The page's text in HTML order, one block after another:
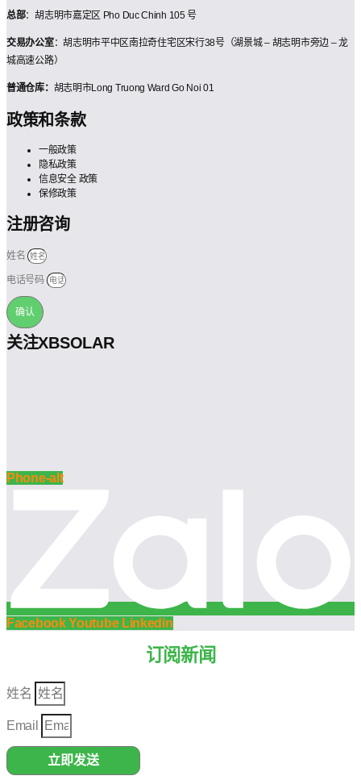
总部：胡志明市嘉定区 Pho Duc Chinh 105 号
交易办公室：胡志明市平中区南拉奇住宅区宋行38号（湖景城 – 胡志明市旁边 – 龙
城高速公路）
普通仓库： 胡志明市Long Truong Ward Go Noi 01
政策和条款
一般政策
隐私政策
信息安全 政策
保修政策
注册咨询
姓名
电话号码
确认
关注XBSOLAR
Phone-alt
Facebook Youtube Linkedin
订阅新闻
姓名
Email
立即发送